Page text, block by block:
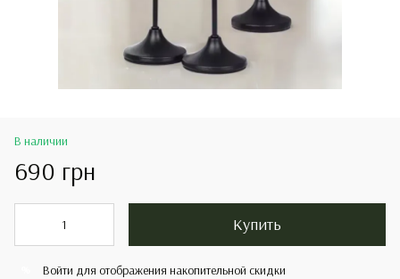
В наличии
690 грн
Купить
Войти для отображения накопительной скидки